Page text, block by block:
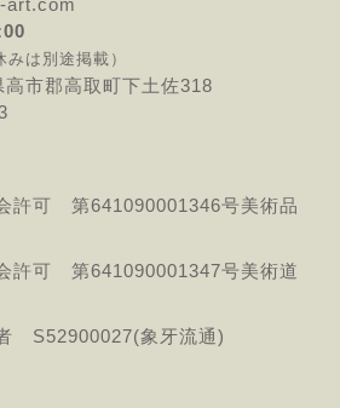
は別途掲載）
市郡高取町下土佐318
許可 第641090001346号美術品
許可 第641090001347号美術道
S52900027(象牙流通)